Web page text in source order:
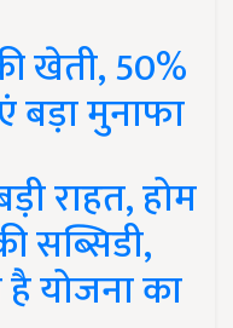
खेती, 50%
बड़ा मुनाफा
राहत, होम
सब्सिडी,
योजना का